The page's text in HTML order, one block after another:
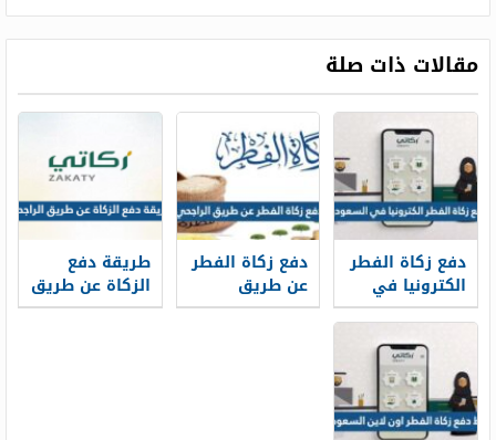
مقالات ذات صلة
دفع زكاة الفطر
الكترونيا في
السعودية 2026
دفع زكاة الفطر
عن طريق
الراجحي 1447
طريقة دفع
الزكاة عن طريق
الراجحي 1447